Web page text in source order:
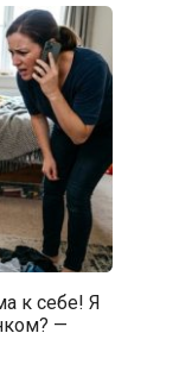
к себе! Я
—